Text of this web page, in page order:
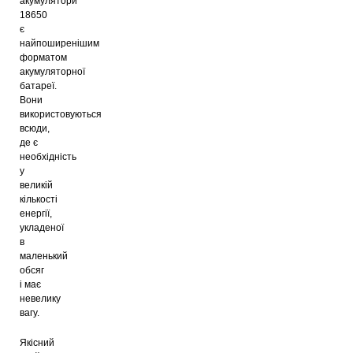
18650
є
найпоширенішим
форматом
акумуляторної
батареї.
Вони
використовуються
всюди,
де є
необхідність
у
великій
кількості
енергії,
укладеної
в
маленький
обсяг
і має
невелику
вагу.
Якісний